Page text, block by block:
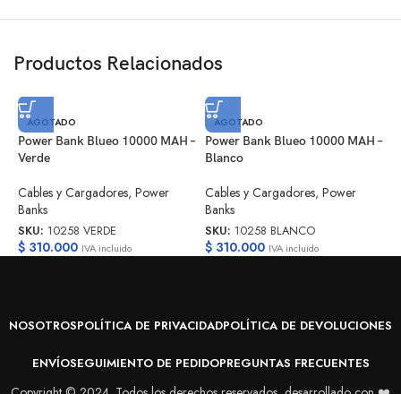
Productos Relacionados
AGOTADO
Power Bank Blueo 10000 MAH –
Verde
Cables y Cargadores, Power
Banks
SKU: 10258 VERDE
$ 310.000 IVA incluido
AGOTADO
Power Bank Blueo 10000 MAH –
Blanco
Cables y Cargadores, Power
Banks
SKU: 10258 BLANCO
$310.000 IVA incluido
NOSOTROSPOLÍTICA DE PRIVACIDADPOLÍTICA DE DEVOLUCIONES
ENVÍOSEGUIMIENTO DE PEDIDOPREGUNTAS FRECUENTES